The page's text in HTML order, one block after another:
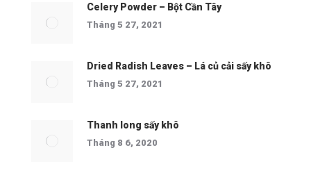
Celery Powder – Bột Cần Tây
Tháng 5 27, 2021
Dried Radish Leaves – Lá củ cải sấy khô
Tháng 5 27, 2021
Thanh long sấy khô
Tháng 8 6, 2020